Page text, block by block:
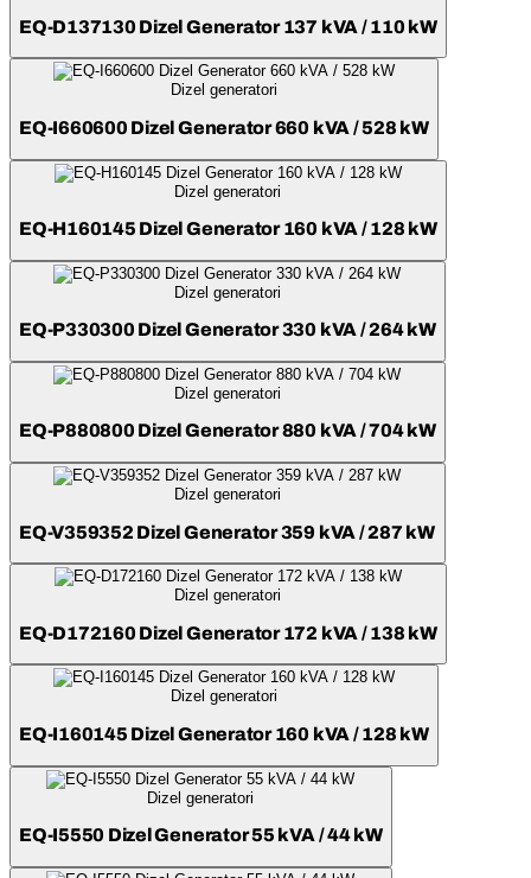
EQ-D137130 Dizel Generator 137 kVA / 110 kW
Dizel generatori
EQ-I660600 Dizel Generator 660 kVA / 528 kW
Dizel generatori
EQ-H160145 Dizel Generator 160 kVA / 128 kW
Dizel generatori
EQ-P330300 Dizel Generator 330 kVA / 264 kW
Dizel generatori
EQ-P880800 Dizel Generator 880 kVA / 704 kW
Dizel generatori
EQ-V359352 Dizel Generator 359 kVA / 287 kW
Dizel generatori
EQ-D172160 Dizel Generator 172 kVA / 138 kW
Dizel generatori
EQ-I160145 Dizel Generator 160 kVA / 128 kW
Dizel generatori
EQ-I5550 Dizel Generator 55 kVA / 44 kW